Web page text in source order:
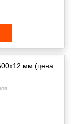
мм (цена